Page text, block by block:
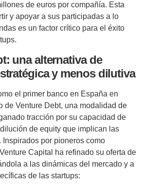
de euros por compañía. Esta
y apoyar a sus participadas a lo
es un factor crítico para el éxito
una alternativa de
y menos dilutiva
el primer banco en España en
de Venture Debt, una modalidad de
tracción por su capacidad de
de equity que implican las
Inspirados por pioneros como
Capital ha refinado su oferta de
a las dinámicas del mercado y a
de las startups: